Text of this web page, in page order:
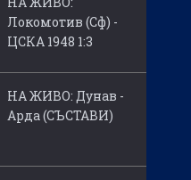
Локомотив (Сф) -
ЦСКА 1948 1:3
НА ЖИВО: Дунав -
Арда (СЪСТАВИ)